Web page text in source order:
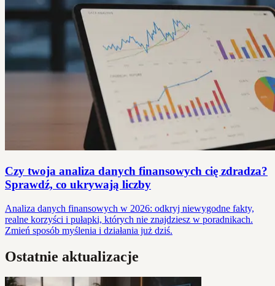
Czy twoja analiza danych finansowych cię zdradza?
Sprawdź, co ukrywają liczby
Analiza danych finansowych w 2026: odkryj niewygodne fakty,
realne korzyści i pułapki, których nie znajdziesz w poradnikach.
Zmień sposób myślenia i działania już dziś.
Ostatnie aktualizacje